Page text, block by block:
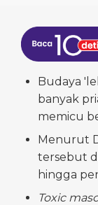
Budaya
banyak
memicu
Menurut
tersebut
hingga
Toxic